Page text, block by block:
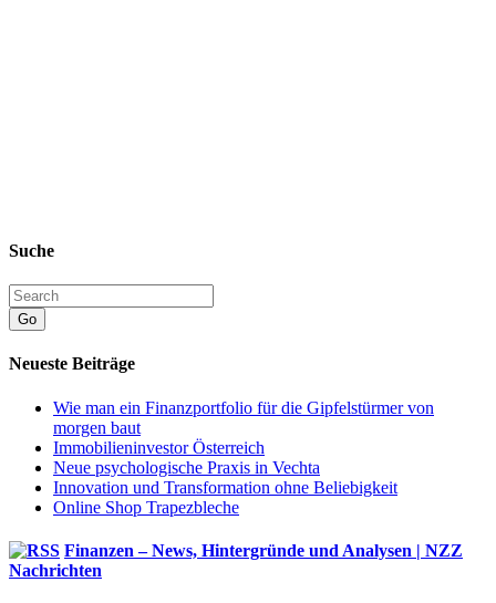
Suche
Go
Neueste Beiträge
Wie man ein Finanzportfolio für die Gipfelstürmer von
morgen baut
Immobilieninvestor Österreich
Neue psychologische Praxis in Vechta
Innovation und Transformation ohne Beliebigkeit
Online Shop Trapezbleche
Finanzen – News, Hintergründe und Analysen | NZZ
Nachrichten